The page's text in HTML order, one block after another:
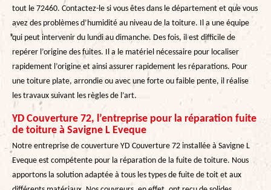
tout le 72460. Contactez-le si vous êtes dans le département et que vous
avez des problèmes d’humidité au niveau de la toiture. Il a une équipe
qui peut intervenir du lundi au dimanche. Des fois, il est difficile de
repérer l’origine des fuites. Il a le matériel nécessaire pour localiser
rapidement l’origine et ainsi assurer rapidement les réparations. Pour
une toiture plate, arrondie ou avec une forte ou faible pente, il réalise
les travaux suivant les règles de l’art.
YD Couverture 72, l’entreprise pour la réparation fuite
de toiture à Savigne L Eveque
Notre entreprise de couverture YD Couverture 72 installée à Savigne L
Eveque est compétente pour la réparation de la fuite de toiture. Nous
apportons la solution adaptée à tous les types de fuite de toit et aux